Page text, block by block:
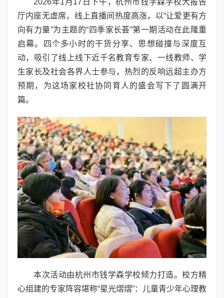
2026年1月17日下午，杭州市钱学森学校大报告
厅内座无虚席，线上直播间热度高涨，以“让爱更有方
向有力量”为主题的“四季家长荟”第一期活动在此隆重
启幕。四个多小时的干货分享、思想碰撞与深度互
动，吸引了线上线下近千名教育专家、一线教师、学
生家长及社会各界人士参与，热烈的反响远超主办方
预期，为这场家校社协同育人的盛会写下了圆满开
篇。
本次活动由杭州市钱学森学校倾力打造。校方精
心组建的专家阵容堪称“星光熠熠”：儿童青少年心理教